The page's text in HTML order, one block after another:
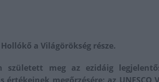
a Világörökség része.
született meg az ezidáig